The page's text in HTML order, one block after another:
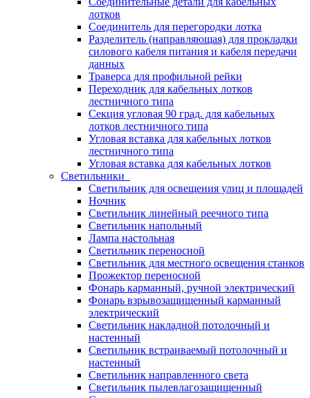
лотков
Соединитель для перегородки лотка
Разделитель (направляющая) для прокладки
силового кабеля питания и кабеля передачи
данных
Траверса для профильной рейки
Переходник для кабельных лотков
лестничного типа
Секция угловая 90 град. для кабельных
лотков лестничного типа
Угловая вставка для кабельных лотков
лестничного типа
Угловая вставка для кабельных лотков
Светильники
Светильник для освещения улиц и площадей
Ночник
Светильник линейный реечного типа
Светильник напольный
Лампа настольная
Светильник переносной
Светильник для местного освещения станков
Прожектор переносной
Фонарь карманный, ручной электрический
Фонарь взрывозащищенный карманный
электрический
Светильник накладной потолочный и
настенный
Светильник встраиваемый потолочный и
настенный
Светильник направленного света
Светильник пылевлагозащищенный